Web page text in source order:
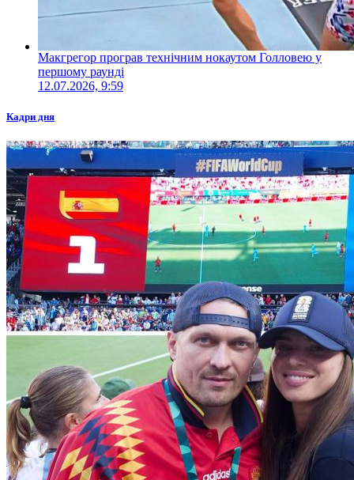
Макгрегор програв технічним нокаутом Голловею у
першому раунді
12.07.2026, 9:59
Кадри дня